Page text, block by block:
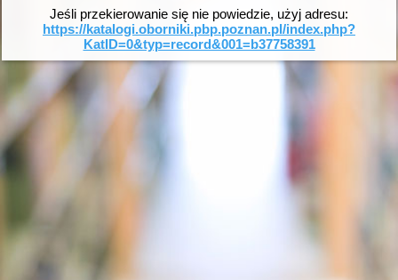
Jeśli przekierowanie się nie powiedzie, użyj adresu:
https://katalogi.oborniki.pbp.poznan.pl/index.php?
KatID=0&typ=record&001=b37758391